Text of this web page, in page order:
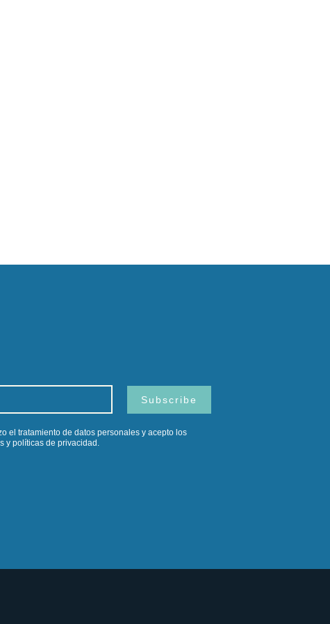
Subscribe
el tratamiento de datos personales y acepto los
y políticas de privacidad.